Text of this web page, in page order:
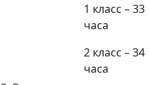
1 класс – 33
часа
2 класс – 34
часа